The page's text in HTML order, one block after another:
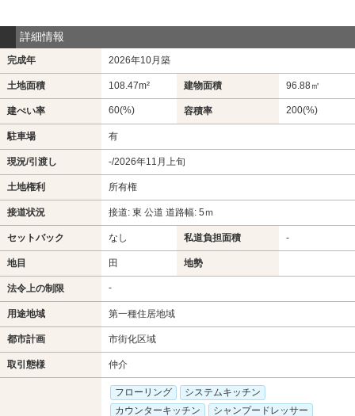
詳細情報
完成年 2026年10月築
土地面積 108.47m² 建物面積 96.88㎡
建ぺい率 60(%) 容積率 200(%)
駐車場 有
現況/引渡し -/2026年11月上旬
土地権利 所有権
接道状況 接道: 東 公道 道路幅: 5ｍ
セットバック なし 私道負担面積 -
地目 田 地勢
法令上の制限 -
用途地域 第一種住居地域
都市計画 市街化区域
取引態様 仲介
フローリング
システムキッチン
カウンターキッチン
シャンプードレッサー